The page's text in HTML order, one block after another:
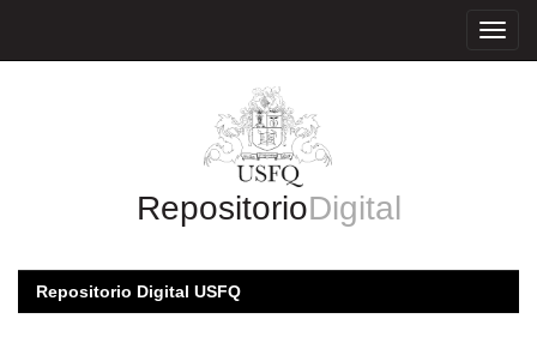
RepositorioDigital
Repositorio Digital USFQ